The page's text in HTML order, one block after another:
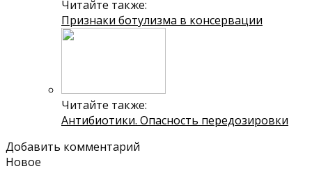
Читайте также:
Признаки ботулизма в консервации
Читайте также:
Антибиотики. Опасность передозировки
Добавить комментарий
Новое